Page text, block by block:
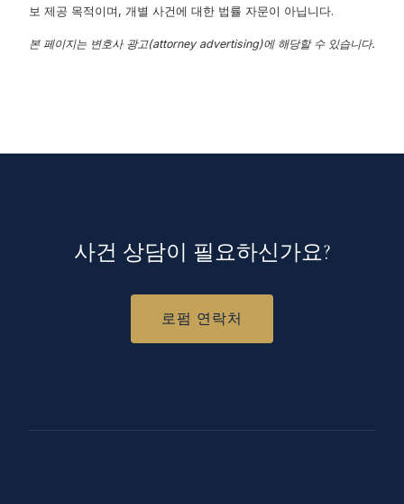
보 제공 목적이며, 개별 사건에 대한 법률 자문이 아닙니다.
본 페이지는 변호사 광고(attorney advertising)에 해당할 수 있습니다.
사건 상담이 필요하신가요?
로펌 연락처